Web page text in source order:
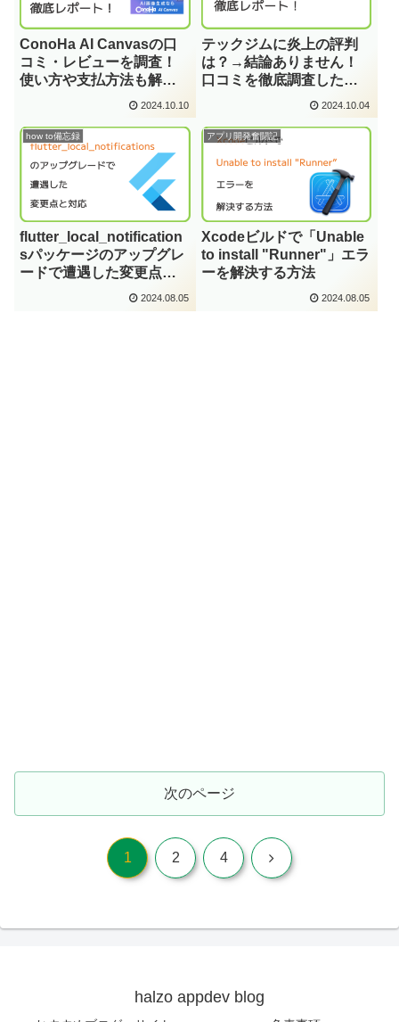
ConoHa AI Canvasの口
コミ・レビューを調査！
使い方や支払方法も解
2024.10.10
テックジムに炎上の評判
は？→結論ありません！
口コミを徹底調査した結
2024.10.04
how to備忘録
flutter_local_notification
sパッケージのアップグレ
ードで遭遇した変更点と
2024.08.05
アプリ開発奮闘記
Xcodeビルドで「Unable
to install "Runner"」エラ
ーを解決する方法
2024.08.05
次のページ
1 2 4 次
halzo appdev blog